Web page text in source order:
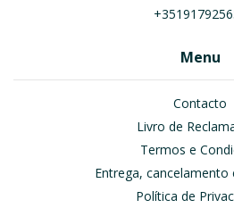
Menu
Contacto
Livro de
Termos e
Entrega, cancelamento
Política de